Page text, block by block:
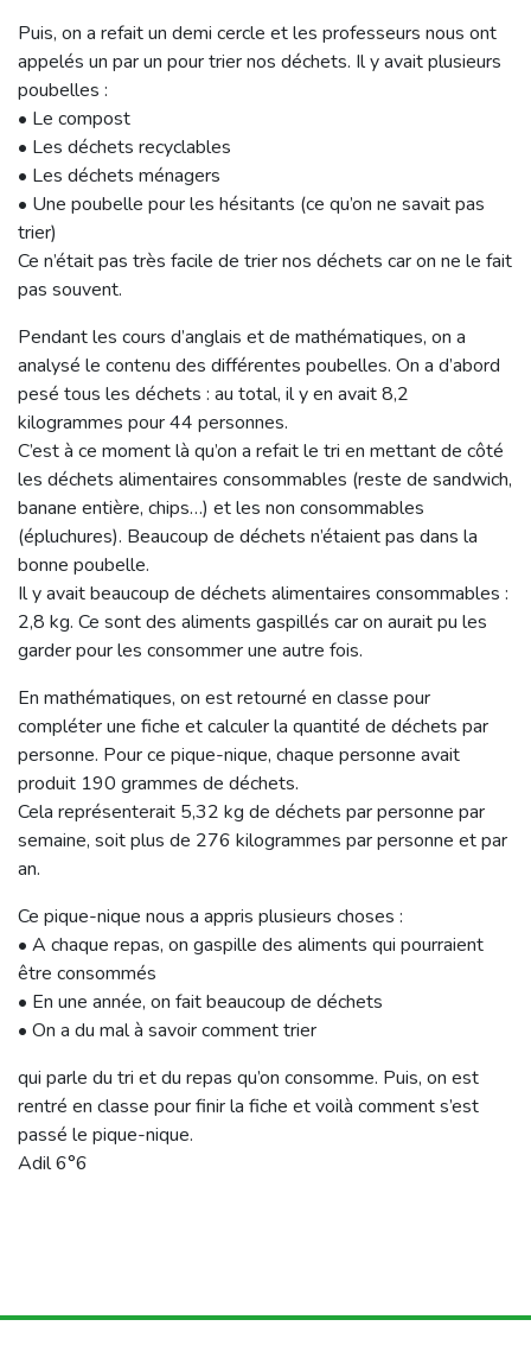
Puis, on a refait un demi cercle et les professeurs nous ont
appelés un par un pour trier nos déchets. Il y avait plusieurs
poubelles :
• Le compost
• Les déchets recyclables
• Les déchets ménagers
• Une poubelle pour les hésitants (ce qu’on ne savait pas
trier)
Ce n’était pas très facile de trier nos déchets car on ne le fait
pas souvent.
Pendant les cours d’anglais et de mathématiques, on a
analysé le contenu des différentes poubelles. On a d’abord
pesé tous les déchets : au total, il y en avait 8,2
kilogrammes pour 44 personnes.
C’est à ce moment là qu’on a refait le tri en mettant de côté
les déchets alimentaires consommables (reste de sandwich,
banane entière, chips…) et les non consommables
(épluchures). Beaucoup de déchets n’étaient pas dans la
bonne poubelle.
Il y avait beaucoup de déchets alimentaires consommables :
2,8 kg. Ce sont des aliments gaspillés car on aurait pu les
garder pour les consommer une autre fois.
En mathématiques, on est retourné en classe pour
compléter une fiche et calculer la quantité de déchets par
personne. Pour ce pique-nique, chaque personne avait
produit 190 grammes de déchets.
Cela représenterait 5,32 kg de déchets par personne par
semaine, soit plus de 276 kilogrammes par personne et par
an.
Ce pique-nique nous a appris plusieurs choses :
• A chaque repas, on gaspille des aliments qui pourraient
être consommés
• En une année, on fait beaucoup de déchets
• On a du mal à savoir comment trier
qui parle du tri et du repas qu’on consomme. Puis, on est
rentré en classe pour finir la fiche et voilà comment s’est
passé le pique-nique.
Adil 6°6